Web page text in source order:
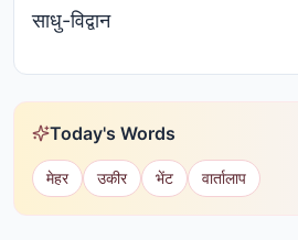
साधु-विद्वान
Today's Words
मेहर उकीर भेंट वार्तालाप